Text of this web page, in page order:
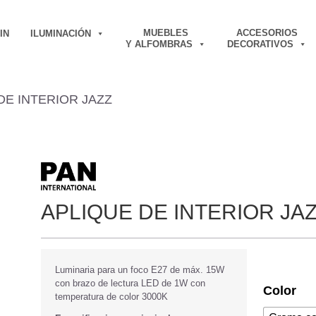
ILUMINACIÓN
MUEBLES
Y ALFOMBRAS
ACCESORIOS
DECORATIVOS
INTERIOR JAZZ
APLIQUE DE INTERIOR
Luminaria para un foco E27 de máx. 15W
con brazo de lectura LED de 1W con
temperatura de color 3000K
Color